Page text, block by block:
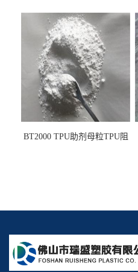
墨阻燃剂 TPU抗黄变剂 抗黄
变耐黄剂
BT2000 TPU助剂母粒TPU阻